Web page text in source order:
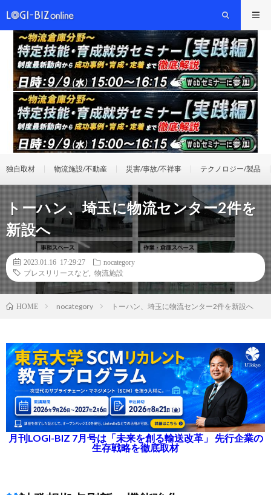
独自取材 物流施設/不動産 災害/事故/不祥事 テクノロジー/製品
トーハン、埼玉に物流センター2件を
新設へ
2023.01.16 17:29:27
nocategory
プレスリリースなど
物流施設
HOME nocategory トーハン、埼玉に物流センター2件を新設へ
月刊LOGI-BIZ 7月号は「未来を創る輸送改革」 先行企業の
生存戦略を徹底取材